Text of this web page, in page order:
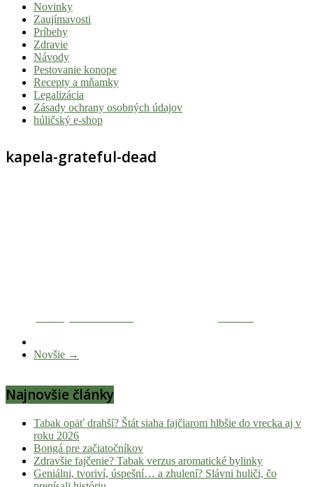
Tvoj
sprievodca
svetom
pohody
stoner
novinky
konopnej
najlepší
chill-
out,
stoner
tipy
lifestyle.
Novinky
Zaujímavosti
Príbehy
Zdravie
Návody
Pestovanie konope
Recepty a mňamky
Legalizácia
Zásady ochrany osobných údajov
húličský e-shop
kapela-grateful-dead
Novšie →
Najnovšie články
Tabak opäť drahší? Štát siaha fajčiarom hlbšie do vrecka aj v
roku 2026
Bongá pre začiatočníkov
Zdravšie fajčenie? Tabak verzus aromatické bylinky
Geniálni, tvoriví, úspešní… a zhulení? Slávni huliči, čo